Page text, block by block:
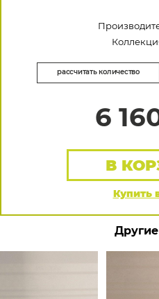
рассчитать количество
6
Купить
В